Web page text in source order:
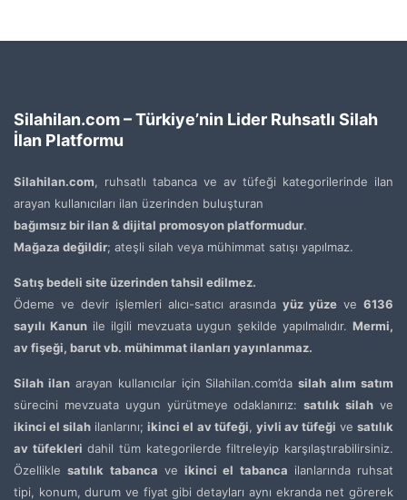
Silahilan.com – Türkiye’nin Lider Ruhsatlı Silah
İlan Platformu
Silahilan.com, ruhsatlı tabanca ve av tüfeği kategorilerinde ilan
arayan kullanıcıları ilan üzerinden buluşturan
bağımsız bir ilan & dijital promosyon platformudur.
Mağaza değildir; ateşli silah veya mühimmat satışı yapılmaz.
Satış bedeli site üzerinden tahsil edilmez.
Ödeme ve devir işlemleri alıcı-satıcı arasındayüz yüze ve6136
sayılı Kanunile ilgili mevzuata uygun şekilde yapılmalıdır. Mermi,
av fişeği, barut vb. mühimmat ilanları yayınlanmaz.
Silah ilanarayan kullanıcılar için Silahilan.com’dasilah alım satım
sürecini mevzuata uygun yürütmeye odaklanırız:satılık silah ve
ikinci el silah ilanlarını;ikinci el av tüfeği, yivli av tüfeği vesatılık
av tüfekleri dahil tüm kategorilerde filtreleyip karşılaştırabilirsiniz.
Özelliklesatılık tabanca ve ikinci el tabanca ilanlarında ruhsat
tipi, konum, durum ve fiyat gibi detayları aynı ekranda net görerek